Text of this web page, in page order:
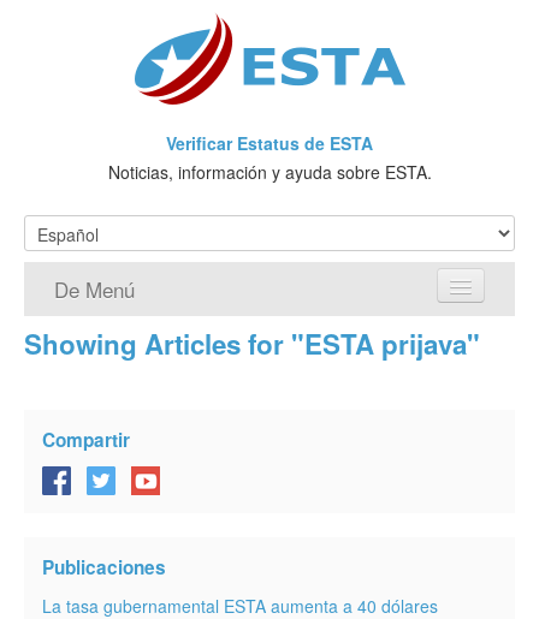
Verificar Estatus de ESTA
Noticias, información y ayuda sobre ESTA.
De Menú
Página de inicio
¿Qué es ESTA?
VWP
ESTA Información
Showing Articles for "ESTA prijava"
Compartir
Publicaciones
La tasa gubernamental ESTA aumenta a 40 dólares